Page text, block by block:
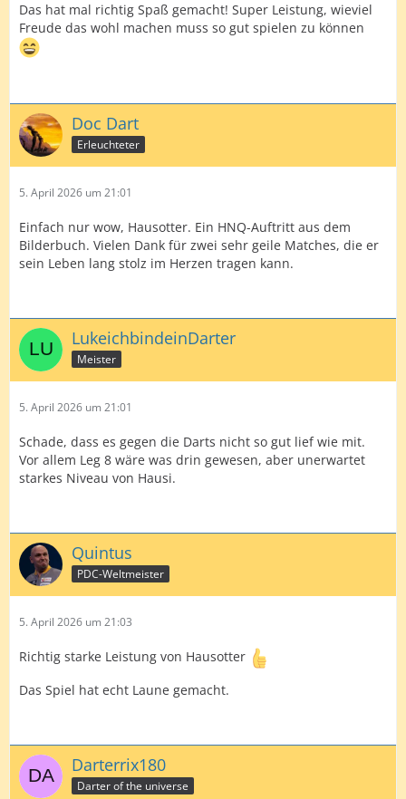
Das hat mal richtig Spaß gemacht! Super Leistung, wieviel
Freude das wohl machen muss so gut spielen zu können
Doc Dart
Erleuchteter
5. April 2026 um 21:01
Einfach nur wow, Hausotter. Ein HNQ-Auftritt aus dem
Bilderbuch. Vielen Dank für zwei sehr geile Matches, die er
sein Leben lang stolz im Herzen tragen kann.
LukeichbindeinDarter
Meister
5. April 2026 um 21:01
Schade, dass es gegen die Darts nicht so gut lief wie mit.
Vor allem Leg 8 wäre was drin gewesen, aber unerwartet
starkes Niveau von Hausi.
Quintus
PDC-Weltmeister
5. April 2026 um 21:03
Richtig starke Leistung von Hausotter
Das Spiel hat echt Laune gemacht.
Darterrix180
Darter of the universe